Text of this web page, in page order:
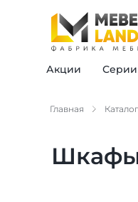
Акции Серии
Главная Каталог